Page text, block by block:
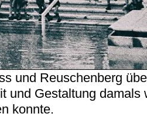
und Reuschenberg
und Gestaltung damals
konnte.